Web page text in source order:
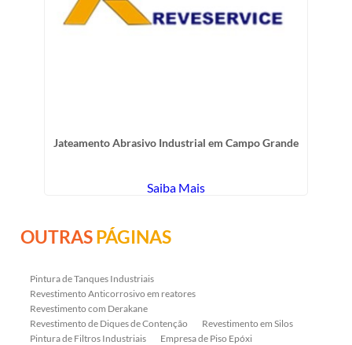
Jateamento Abrasivo Industrial em Campo Grande
Saiba Mais
OUTRASPÁGINAS
Pintura de Tanques Industriais
Revestimento Anticorrosivo em reatores
Revestimento com Derakane
Revestimento de Diques de Contenção
Revestimento em Silos
Pintura de Filtros Industriais
Empresa de Piso Epóxi